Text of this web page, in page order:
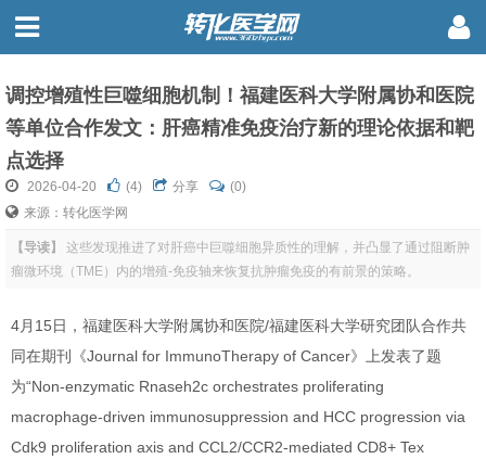
调控增殖性巨噬细胞机制！福建医科大学附属协和医院
等单位合作发文：肝癌精准免疫治疗新的理论依据和靶
点选择
2026-04-20 (4) 分享
(0)
来源：转化医学网
【导读】
这些发现推进了对肝癌中巨噬细胞异质性的理解，并凸显了通过阻断肿
瘤微环境（TME）内的增殖-免疫轴来恢复抗肿瘤免疫的有前景的策略。
4月15日，福建医科大学附属协和医院/福建医科大学研究团队合作共
同在期刊《Journal for ImmunoTherapy of Cancer》上发表了题
为“Non-enzymatic Rnaseh2c orchestrates proliferating
macrophage-driven immunosuppression and HCC progression via
Cdk9 proliferation axis and CCL2/CCR2-mediated CD8+ Tex